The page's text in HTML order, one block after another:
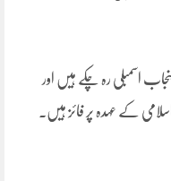
اسمبلی رہ چکے ہیں اور
کے عہدہ پر فائز ہیں۔